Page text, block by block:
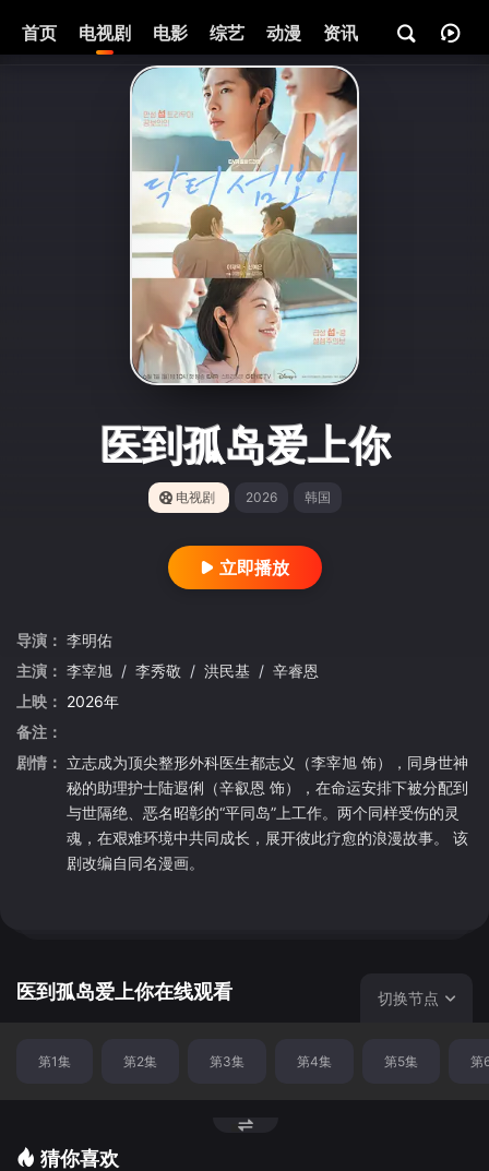
首页 电视剧 电影 综艺 动漫 资讯
医到孤岛爱上你
电视剧 2026 韩国
立即播放
导演： 李明佑
主演： 李宰旭 / 李秀敬 / 洪民基 / 辛睿恩
上映： 2026年
备注：
剧情： 立志成为顶尖整形外科医生都志义（李宰旭 饰），同身世神
秘的助理护士陆遐俐（辛叡恩 饰），在命运安排下被分配到
与世隔绝、恶名昭彰的“平同岛”上工作。两个同样受伤的灵
魂，在艰难环境中共同成长，展开彼此疗愈的浪漫故事。 该
剧改编自同名漫画。
医到孤岛爱上你在线观看 切换节点
第1集 第2集 第3集 第4集 第5集 第
猜你喜欢